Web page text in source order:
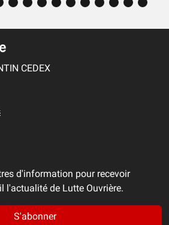
CEDEX
d'information pour recevoir
l'actualité de Lutte Ouvrière.
S'abonner